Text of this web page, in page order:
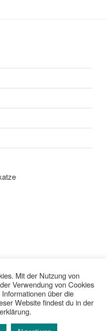
Mit der Nutzung von
Verwendung von Cookies
über die
Website findest du in der